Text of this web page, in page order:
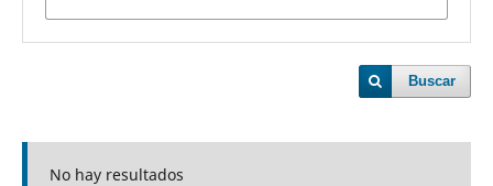
Buscar
No hay resultados